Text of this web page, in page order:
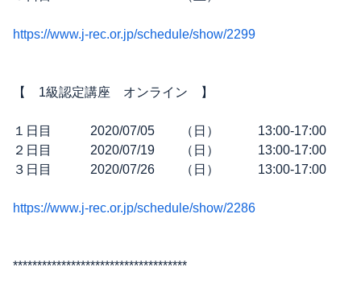
https://www.j-rec.or.jp/schedule/show/2299
【 1級認定講座 オンライン 】
１日目 2020/07/05 （日） 13:00-17:00
２日目 2020/07/19 （日） 13:00-17:00
３日目 2020/07/26 （日） 13:00-17:00
https://www.j-rec.or.jp/schedule/show/2286
************************************